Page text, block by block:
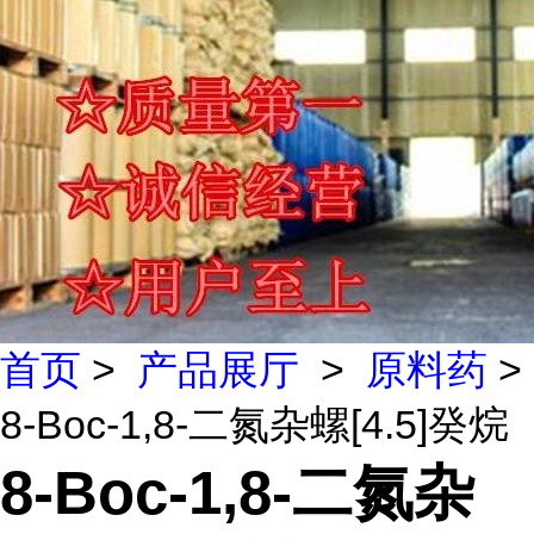
首页 > 产品展厅 > 原料药 >
8-Boc-1,8-二氮杂螺[4.5]癸烷
8-Boc-1,8-二氮杂